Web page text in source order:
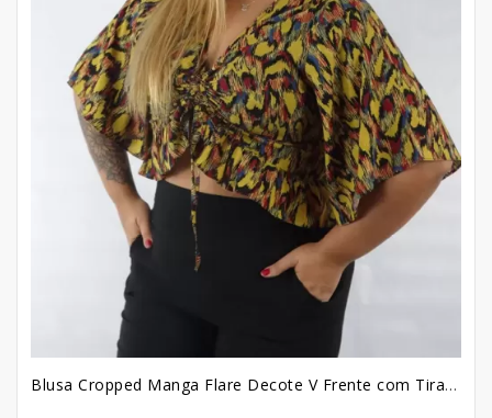
Blusa Cropped Manga Flare Decote V Frente com Tiras Bainha com Babado Pus Size em Viscose Etnico Colors [2209028]